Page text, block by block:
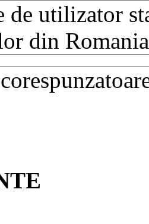
de utilizator
din